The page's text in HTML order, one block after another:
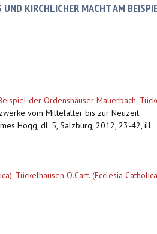
KIRCHLICHER MACHT AM
der Ordenshäuser Mauerbach,
vom Mittelalter bis zur Neuzeit.
Hogg, dl. 5, Salzburg, 2012, 23-42, ill.
, Tückelhausen O.Cart. (Ecclesia